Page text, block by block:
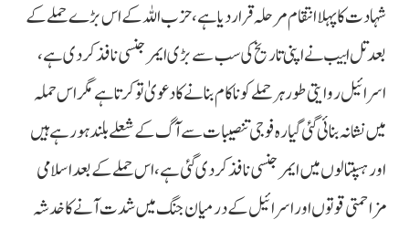
شہادت کا پہلا انتقام مرحلہ قرار دیا ہے، حزب اللہ کے اس بڑے حملے کے
بعد تل ابیب نے اپنی تاریخ کی سب سے بڑی ایمرجنسی نافذ کردی ہے،
اسرائیل روایتی طور ہر حملے کو ناکام بنانے کا دعویٰ تو کرتا ہے مگر اس حملہ
میں نشانہ بنائی گئی گیارہ فوجی تنصیبات سے آگ کے شعلے بلند ہورہے ہیں
اور ہسپتالوں میں ایمرجنسی نافذ کردی گئی ہے، اس حملے کے بعد اسلامی
مزاحمتی قوتوں اور اسرائیل کے درمیان جنگ میں شدت آنے کا خدشہ